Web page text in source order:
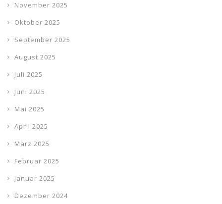
November 2025
Oktober 2025
September 2025
August 2025
Juli 2025
Juni 2025
Mai 2025
April 2025
März 2025
Februar 2025
Januar 2025
Dezember 2024